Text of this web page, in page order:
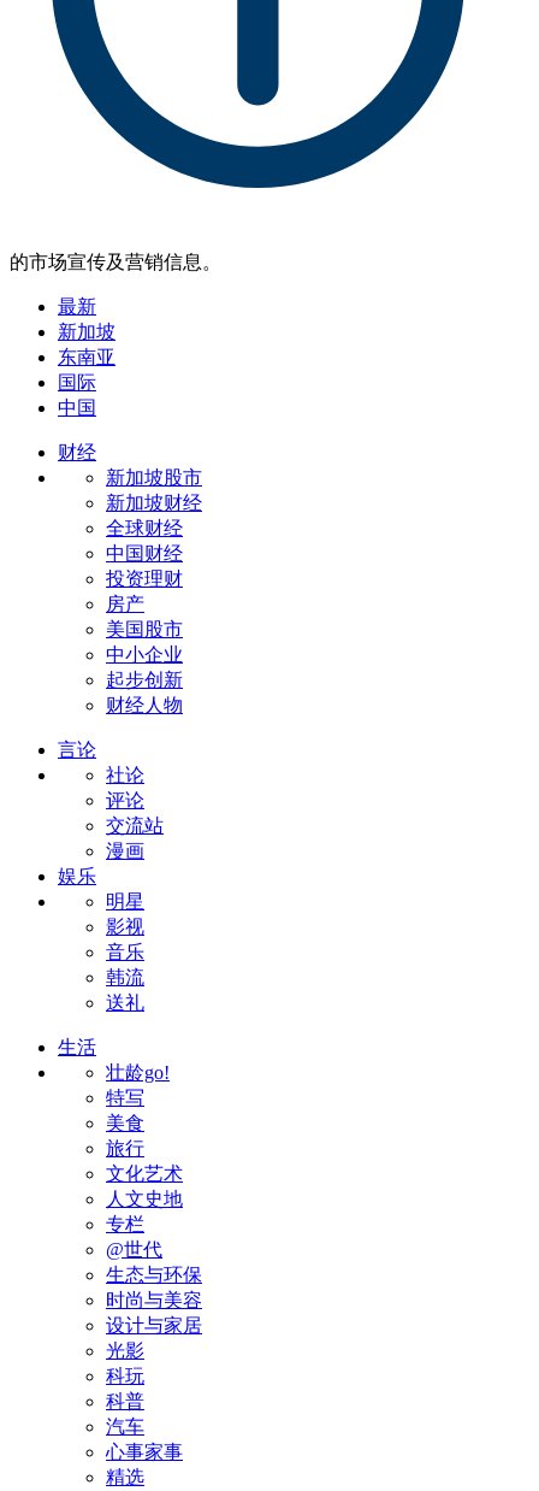
的市场宣传及营销信息。
最新
新加坡
东南亚
国际
中国
财经
新加坡股市
新加坡财经
全球财经
中国财经
投资理财
房产
美国股市
中小企业
起步创新
财经人物
言论
社论
评论
交流站
漫画
娱乐
明星
影视
音乐
韩流
送礼
生活
壮龄go!
特写
美食
旅行
文化艺术
人文史地
专栏
@世代
生态与环保
时尚与美容
设计与家居
光影
科玩
科普
汽车
心事家事
精选